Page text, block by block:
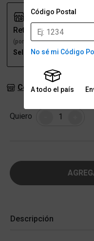
Código Postal
No sé mi Código
A todo el país
Retiro
(por una sucursal)
Seleccioná talle
Consultar stock en
Quiero Cantidad
Descripción